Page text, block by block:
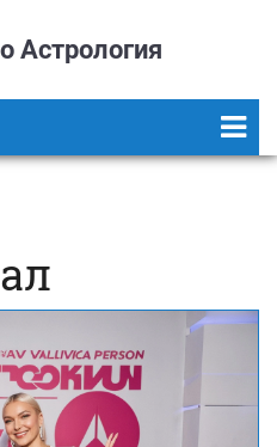
Астрология